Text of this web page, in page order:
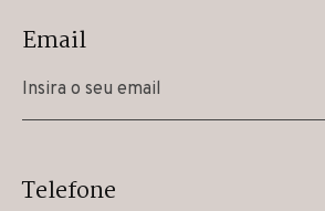
Email
Telefone